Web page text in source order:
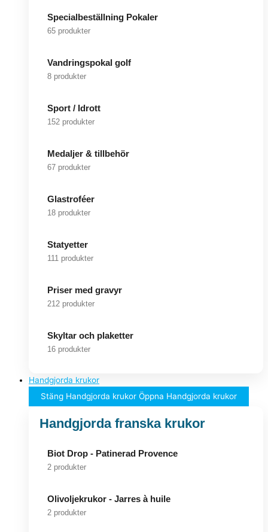
Specialbeställning Pokaler
65 produkter
Vandringspokal golf
8 produkter
Sport / Idrott
152 produkter
Medaljer & tillbehör
67 produkter
Glastroféer
18 produkter
Statyetter
111 produkter
Priser med gravyr
212 produkter
Skyltar och plaketter
16 produkter
Handgjorda krukor
Stäng Handgjorda krukor Öppna Handgjorda krukor
Handgjorda franska krukor
Biot Drop - Patinerad Provence
2 produkter
Olivoljekrukor - Jarres à huile
2 produkter